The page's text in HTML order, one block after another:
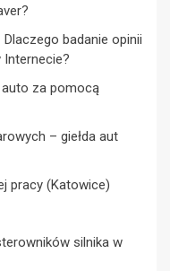
badanie opinii
za pomocą
– giełda aut
pracy (Katowice)
silnika w